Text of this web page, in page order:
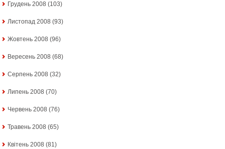
Грудень 2008 (103)
Листопад 2008 (93)
Жовтень 2008 (96)
Вересень 2008 (68)
Серпень 2008 (32)
Липень 2008 (70)
Червень 2008 (76)
Травень 2008 (65)
Квітень 2008 (81)